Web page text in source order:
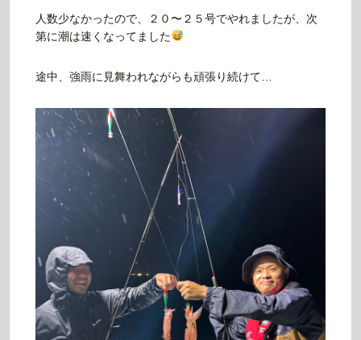
人数少なかったので、２０〜２５号でやれましたが、次
第に潮は速くなってました
途中、強雨に見舞われながらも頑張り続けて…